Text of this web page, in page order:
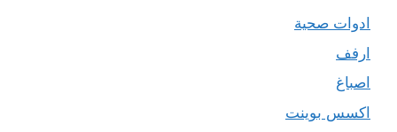
ادوات صحية
ارفف
اصباغ
اكسس بوينت